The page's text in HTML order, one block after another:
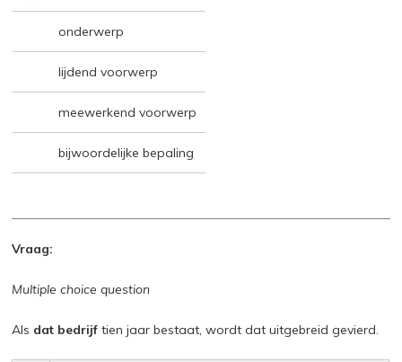
onderwerp
lijdend voorwerp
meewerkend voorwerp
bijwoordelijke bepaling
Vraag:
Multiple choice question
Als dat bedrijf tien jaar bestaat, wordt dat uitgebreid gevierd.